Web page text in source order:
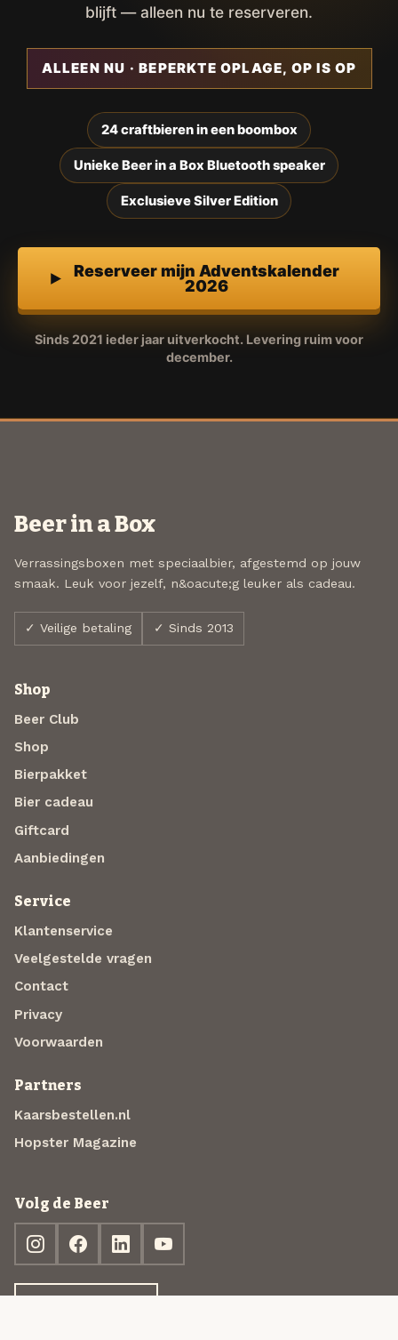
blijft — alleen nu te reserveren.
ALLEEN NU · BEPERKTE OPLAGE, OP IS OP
24 craftbieren in een boombox
Unieke Beer in a Box Bluetooth speaker
Exclusieve Silver Edition
Reserveer mijn Adventskalender
2026
Sinds 2021 ieder jaar uitverkocht. Levering ruim voor
december.
Beer in a Box
Verrassingsboxen met speciaalbier, afgestemd op jouw
smaak. Leuk voor jezelf, n&oacute;g leuker als cadeau.
✓ Veilige betaling ✓ Sinds 2013
Shop
Beer Club
Shop
Bierpakket
Bier cadeau
Giftcard
Aanbiedingen
Service
Klantenservice
Veelgestelde vragen
Contact
Privacy
Voorwaarden
Partners
Kaarsbestellen.nl
Hopster Magazine
Volg de Beer